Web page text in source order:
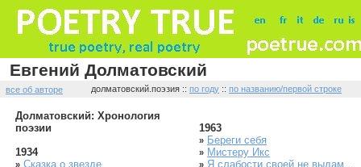
Евгений Долматовский
все об авторе долматовский.поэзия :: по году :: по названию/первой строке
Долматовский: Хронология
поэзии
1934
» Сказка о звезде
1963
» Береги себя
» Мистеру Икс
» Я слабости своей не выдам...